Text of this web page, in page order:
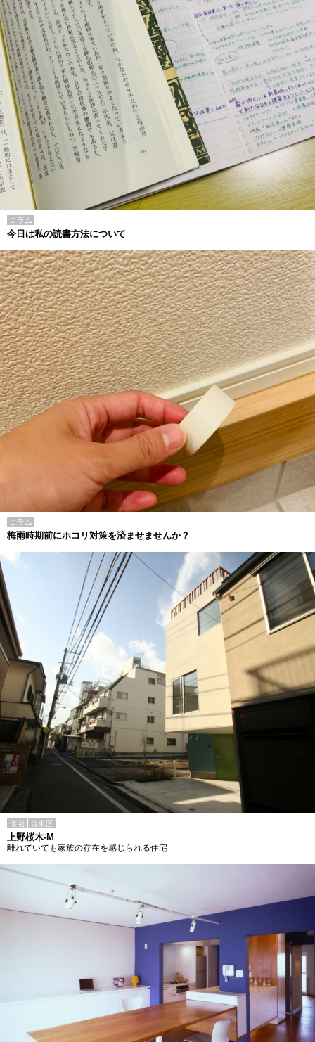
コラム
今日は私の読書方法について
コラム
梅雨時期前にホコリ対策を済ませませんか？
住宅 台東区
上野桜木-M
離れていても家族の存在を感じられる住宅